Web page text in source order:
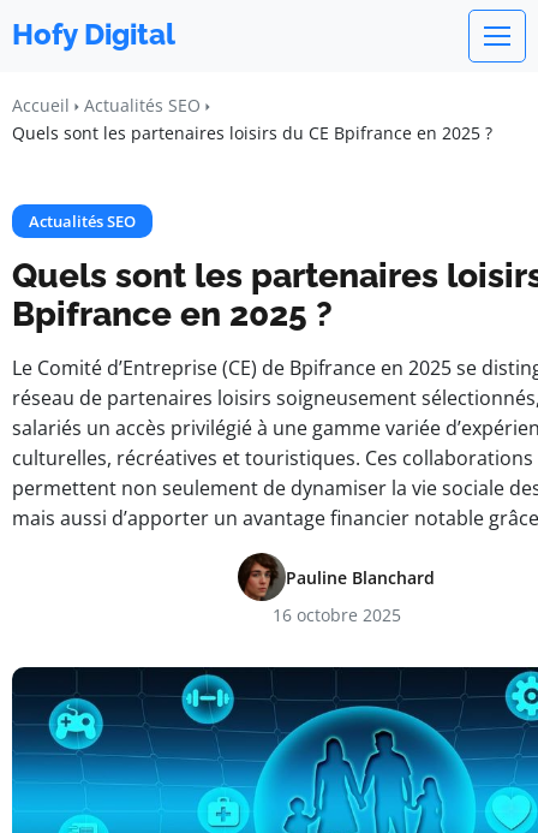
Hofy Digital
Accueil
Actualités SEO
Quels sont les partenaires loisirs du CE Bpifrance en 2025 ?
Actualités SEO
Quels sont les partenaires
Bpifrance en 2025 ?
Le Comité d’Entreprise (CE) de Bpifrance en 2025 se
réseau de partenaires loisirs soigneusement
salariés un accès privilégié à une gamme variée
culturelles, récréatives et touristiques. Ces collaborations
permettent non seulement de dynamiser la vie sociale
mais aussi d’apporter un avantage financier notable
Pauline Blanchard
16 octobre 2025